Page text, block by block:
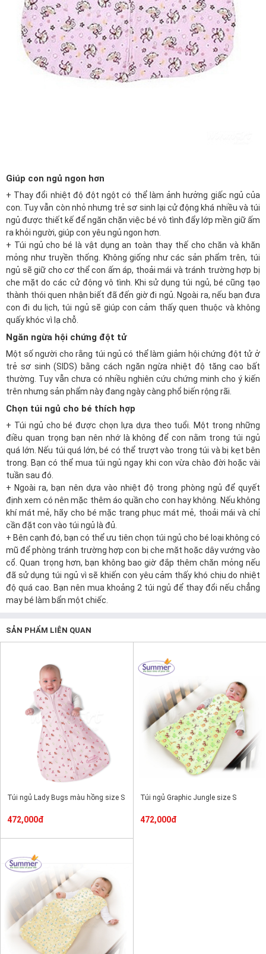
Giúp con ngủ ngon hơn
+ Thay đổi nhiệt độ đột ngột có thể làm ảnh hưởng giấc ngủ của
con. Tuy vẫn còn nhỏ nhưng trẻ sơ sinh lại cử động khá nhiều và túi
ngủ được thiết kế để ngăn chặn việc bé vô tình đẩy lớp mền giữ ấm
ra khỏi người, giúp con yêu ngủ ngon hơn.
+ Túi ngủ cho bé là vật dụng an toàn thay thế cho chăn và khăn
mỏng như truyền thống. Không giống như các sản phẩm trên, túi
ngủ sẽ giữ cho cơ thể con ấm áp, thoải mái và tránh trường hợp bị
che mặt do các cử động vô tình. Khi sử dụng túi ngủ, bé cũng tạo
thành thói quen nhận biết đã đến giờ đi ngủ. Ngoài ra, nếu bạn đưa
con đi du lịch, túi ngủ sẽ giúp con cảm thấy quen thuộc và không
quấy khóc vì lạ chỗ.
Ngăn ngừa hội chứng đột tử
Một số người cho rằng túi ngủ có thể làm giảm hội chứng đột tử ở
trẻ sơ sinh (SIDS) bằng cách ngăn ngừa nhiệt độ tăng cao bất
thường. Tuy vẫn chưa có nhiều nghiên cứu chứng minh cho ý kiến
trên nhưng sản phẩm này đang ngày càng phổ biến rộng rãi.
Chọn túi ngủ cho bé thích hợp
+ Túi ngủ cho bé được chọn lựa dựa theo tuổi. Một trong những
điều quan trọng bạn nên nhớ là không để con nằm trong túi ngủ
quá lớn. Nếu túi quá lớn, bé có thể trượt vào trong túi và bị kẹt bên
trong. Bạn có thể mua túi ngủ ngay khi con vừa chào đời hoặc vài
tuần sau đó.
+ Ngoài ra, bạn nên dựa vào nhiệt độ trong phòng ngủ để quyết
định xem có nên mặc thêm áo quần cho con hay không. Nếu không
khí mát mẻ, hãy cho bé mặc trang phục mát mẻ, thoải mái và chỉ
cần đặt con vào túi ngủ là đủ.
+ Bên cạnh đó, bạn có thể ưu tiên chọn túi ngủ cho bé loại không có
mũ để phòng tránh trường hợp con bị che mặt hoặc dây vướng vào
cổ. Quan trọng hơn, bạn không bao giờ đắp thêm chăn mỏng nếu
đã sử dụng túi ngủ vì sẽ khiến con yêu cảm thấy khó chịu do nhiệt
độ quá cao. Bạn nên mua khoảng 2 túi ngủ để thay đổi nếu chẳng
may bé làm bẩn một chiếc.
SẢN PHẨM LIÊN QUAN
Túi ngủ Lady Bugs màu hồng size S
472,000đ
Túi ngủ Graphic Jungle size S
472,000đ